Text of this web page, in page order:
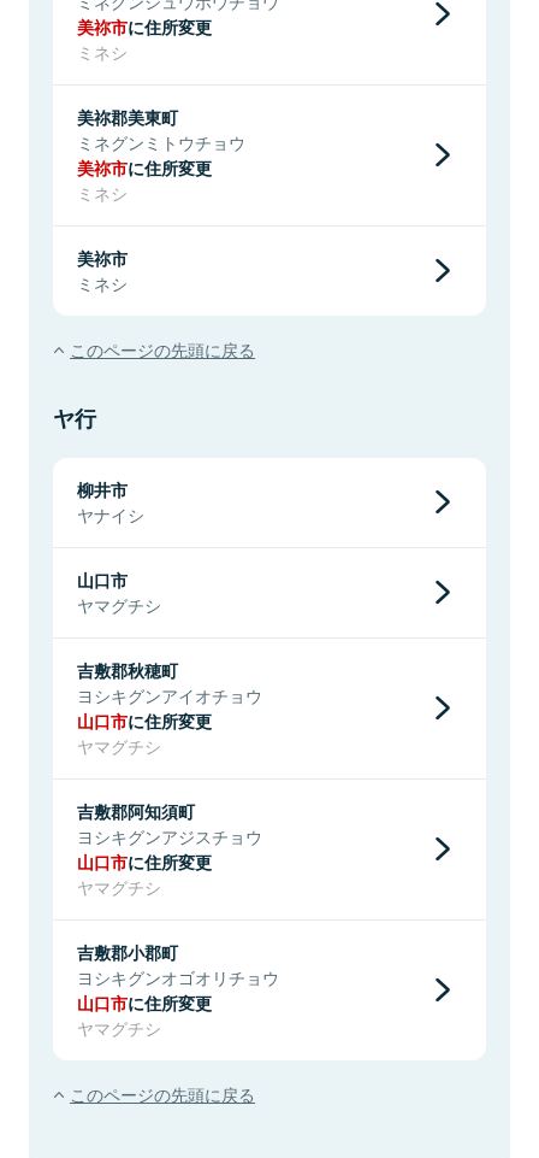
美祢市に住所変更
ミネシ
美祢郡美東町
ミネグンミトウチョウ
美祢市に住所変更
ミネシ
美祢市
ミネシ
このページの先頭に戻る
ヤ行
柳井市
ヤナイシ
山口市
ヤマグチシ
吉敷郡秋穂町
ヨシキグンアイオチョウ
山口市に住所変更
ヤマグチシ
吉敷郡阿知須町
ヨシキグンアジスチョウ
山口市に住所変更
ヤマグチシ
吉敷郡小郡町
ヨシキグンオゴオリチョウ
山口市に住所変更
ヤマグチシ
このページの先頭に戻る